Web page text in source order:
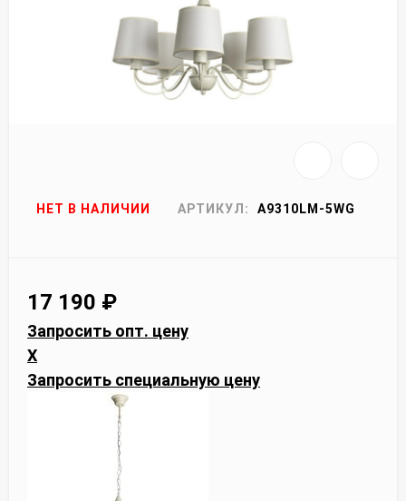
НЕТ В НАЛИЧИИ АРТИКУЛ: A9310LM-5WG
17 190 ₽
Запросить опт. цену
X
Запросить специальную цену